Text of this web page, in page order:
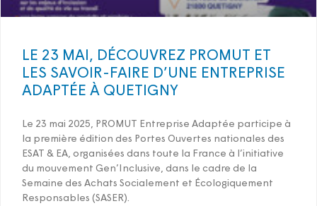
LE 23 MAI, DÉCOUVREZ PROMUT ET
LES SAVOIR-FAIRE D’UNE ENTREPRISE
ADAPTÉE À QUETIGNY
Le 23 mai 2025, PROMUT Entreprise Adaptée participe à
la première édition des Portes Ouvertes nationales des
ESAT & EA, organisées dans toute la France à l’initiative
du mouvement Gen’Inclusive, dans le cadre de la
Semaine des Achats Socialement et Écologiquement
Responsables (SASER).